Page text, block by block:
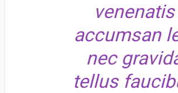
venenatis
accumsan
nec
tellus